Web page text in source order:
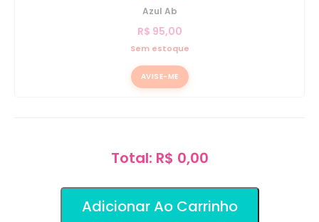
Azul Ab
R$ 95,00
Sem estoque
AVISE-ME
Total: R$ 0,00
Adicionar Ao Carrinho